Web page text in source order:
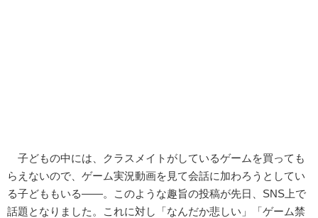
子どもの中には、クラスメイトがしているゲームを買っても
らえないので、ゲーム実況動画を見て会話に加わろうとしてい
る子どももいる――。このような趣旨の投稿が先日、SNS上で
話題となりました。これに対し「なんだか悲しい」「ゲーム禁